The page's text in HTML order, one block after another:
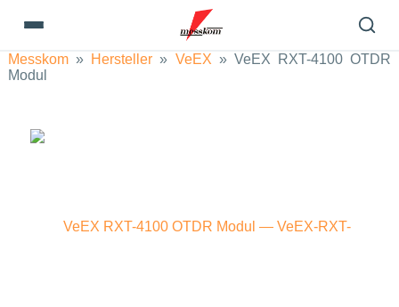
Messkom » Hersteller » VeEX » VeEX RXT-4100 OTDR
Modul